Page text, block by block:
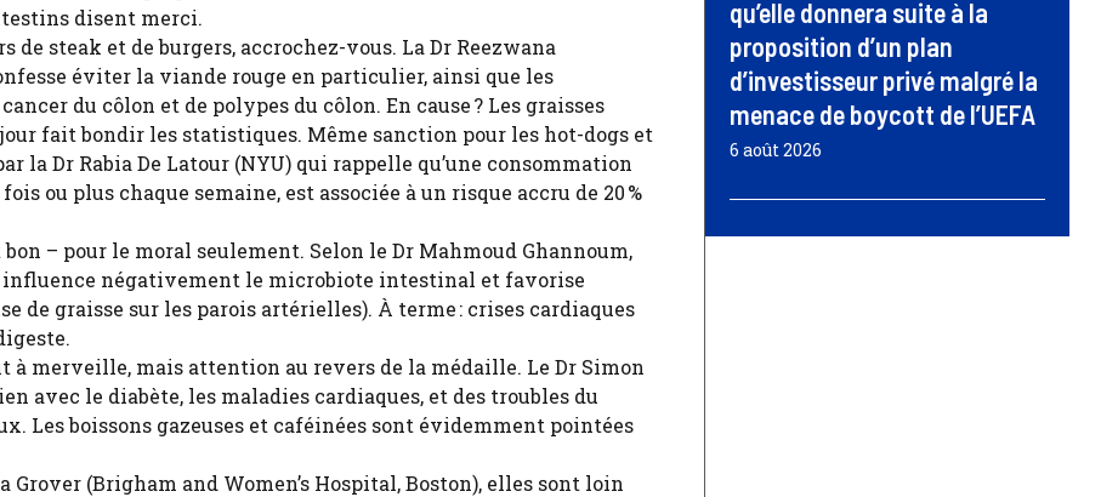
disent merci.
de steak et de burgers, accrochez-vous. La Dr Reezwana
éviter la viande rouge en particulier, ainsi que les
du côlon et de polypes du côlon. En cause ? Les graisses
jour fait bondir les statistiques. Même sanction pour les hot-dogs et
la Dr Rabia De Latour (NYU) qui rappelle qu’une consommation
ou plus chaque semaine, est associée à un risque accru de 20 %
bon – pour le moral seulement. Selon le Dr Mahmoud Ghannoum,
influence négativement le microbiote intestinal et favorise
de graisse sur les parois artérielles). À terme : crises cardiaques
à merveille, mais attention au revers de la médaille. Le Dr Simon
avec le diabète, les maladies cardiaques, et des troubles du
Les boissons gazeuses et caféinées sont évidemment pointées
Grover (Brigham and Women’s Hospital, Boston), elles sont loin
qu’elle donnera suite à la
proposition d’un plan
d’investisseur privé malgré la
menace de boycott de l’UEFA
6 août 2026